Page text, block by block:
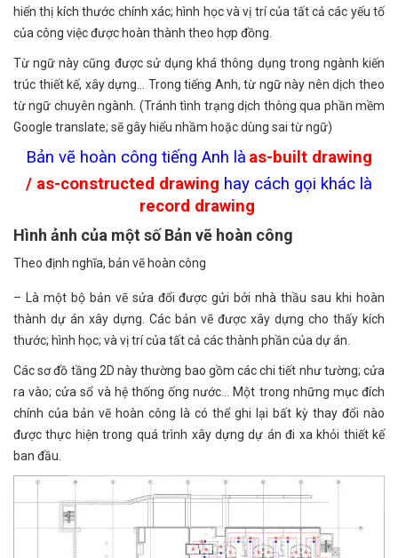
hiển thị kích thước chính xác; hình học và vị trí của tất cả các yếu tố
của công việc được hoàn thành theo hợp đồng.
Từ ngữ này cũng được sử dụng khá thông dụng trong ngành kiến
trúc thiết kế, xây dựng… Trong tiếng Anh, từ ngữ này nên dịch theo
từ ngữ chuyên ngành. (Tránh tình trạng dịch thông qua phần mềm
Google translate; sẽ gây hiểu nhầm hoặc dùng sai từ ngữ)
Bản vẽ hoàn công tiếng Anh là as-built drawing
/ as-constructed drawing hay cách gọi khác là
record drawing
Hình ảnh của một số Bản vẽ hoàn công
Theo định nghĩa, bản vẽ hoàn công
– Là một bộ bản vẽ sửa đổi được gửi bởi nhà thầu sau khi hoàn
thành dự án xây dựng. Các bản vẽ được xây dựng cho thấy kích
thước; hình học; và vị trí của tất cả các thành phần của dự án.
Các sơ đồ tầng 2D này thường bao gồm các chi tiết như tường; cửa
ra vào; cửa sổ và hệ thống ống nước… Một trong những mục đích
chính của bản vẽ hoàn công là có thể ghi lại bất kỳ thay đổi nào
được thực hiện trong quá trình xây dựng dự án đi xa khỏi thiết kế
ban đầu.